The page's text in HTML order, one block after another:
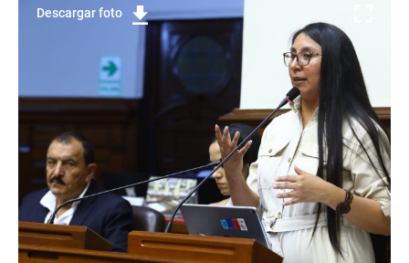
Descargar foto